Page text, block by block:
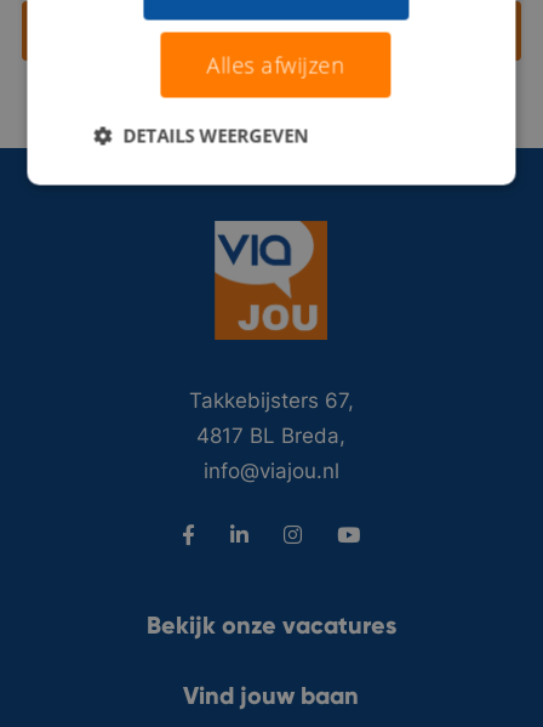
Contact opnemen
Takkebijsters 67,
4817 BL Breda,
info@viajou.nl
Bekijk onze vacatures
Vind jouw baan
Alles afwijzen
DETAILS WEERGEVEN